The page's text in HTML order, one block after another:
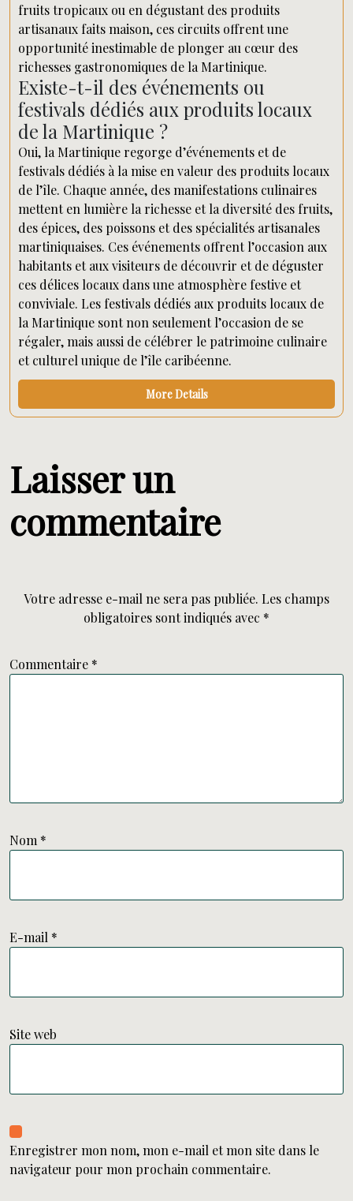
fruits tropicaux ou en dégustant des produits
artisanaux faits maison, ces circuits offrent une
opportunité inestimable de plonger au cœur des
richesses gastronomiques de la Martinique.
Existe-t-il des événements ou
festivals dédiés aux produits locaux
de la Martinique ?
Oui, la Martinique regorge d’événements et de
festivals dédiés à la mise en valeur des produits locaux
de l’île. Chaque année, des manifestations culinaires
mettent en lumière la richesse et la diversité des fruits,
des épices, des poissons et des spécialités artisanales
martiniquaises. Ces événements offrent l’occasion aux
habitants et aux visiteurs de découvrir et de déguster
ces délices locaux dans une atmosphère festive et
conviviale. Les festivals dédiés aux produits locaux de
la Martinique sont non seulement l’occasion de se
régaler, mais aussi de célébrer le patrimoine culinaire
et culturel unique de l’île caribéenne.
More Details
Laisser un
commentaire
Votre adresse e-mail ne sera pas publiée. Les champs
obligatoires sont indiqués avec *
Commentaire *
Nom *
E-mail *
Site web
Enregistrer mon nom, mon e-mail et mon site dans le
navigateur pour mon prochain commentaire.